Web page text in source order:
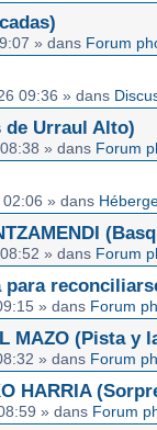
» dans Forum
09:36 » dans
de Urraul Alto)
» dans Forum
» dans
» dans Forum
para
» dans Forum
MAZO (Pista y
» dans Forum
HARRIA
» dans Forum